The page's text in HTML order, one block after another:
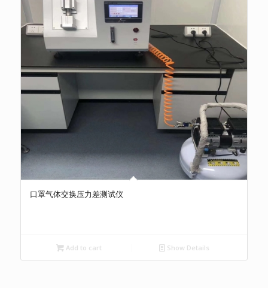
口罩气体交换压力差测试仪
Add to cart Show Details